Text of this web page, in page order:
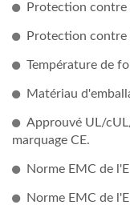
Protection contre
Protection contre
Température de
Matériau
Approuvé UL/
marquage CE.
Norme EMC de
Norme EMC de